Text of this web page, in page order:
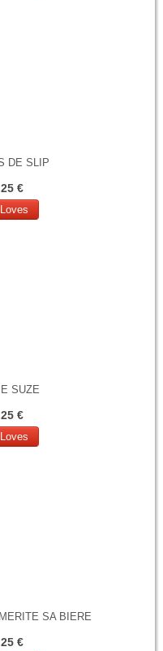
DE SLIP
€
SUZE
€
SA BIERE
€